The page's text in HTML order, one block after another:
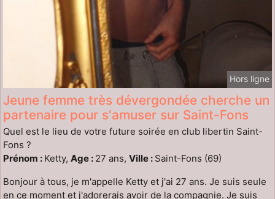
Hors ligne
Jeune femme très dévergondée cherche un
partenaire pour s'amuser sur Saint-Fons
Quel est le lieu de votre future soirée en club libertin Saint-
Fons ?
Prénom : Ketty, Age : 27 ans, Ville : Saint-Fons (69)
Bonjour à tous, je m'appelle Ketty et j'ai 27 ans. Je suis seule
en ce moment et j'adorerais avoir de la compagnie. Je suis